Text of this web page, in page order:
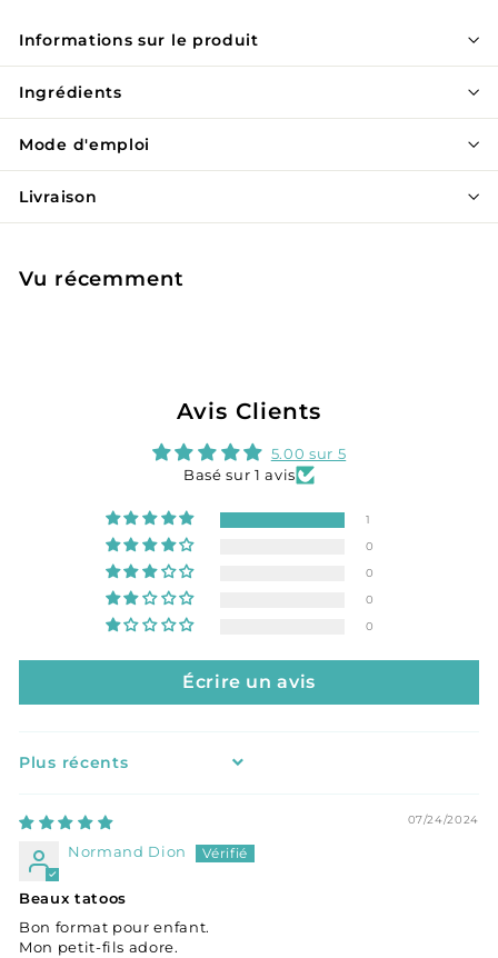
Informations sur le produit
Ingrédients
Mode d'emploi
Livraison
Vu récemment
Avis Clients
5.00 sur 5
Basé sur 1 avis
1
0
0
0
0
Écrire un avis
Sort by
07/24/2024
Normand Dion
Beaux tatoos
Bon format pour enfant.
Mon petit-fils adore.